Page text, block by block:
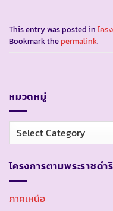
This entry was posted in โคร
Bookmark thepermalink.
หมวดหมู่
หมวด
หมู่
โครงการตามพระราชด
ภาคเหนือ